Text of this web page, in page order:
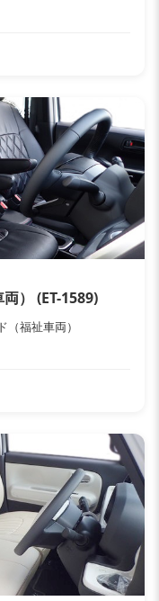
） (ET-1589)
福祉車両）